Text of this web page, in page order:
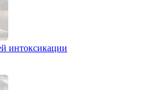
интоксикации